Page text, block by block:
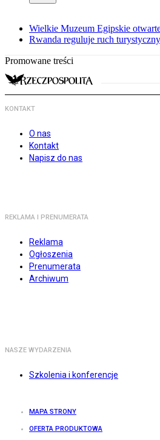
Wielkie Muzeum Egipskie
Rwanda reguluje ruch
Promowane treści
KONTAKT
O nas
Kontakt
Napisz do nas
REKLAMA I PRENUMERATA
Reklama
Ogłoszenia
Prenumerata
Archiwum
NASZE WYDARZENIA
Szkolenia i konferencje
MAPA STRONY
OFERTA PRODUKTOWA